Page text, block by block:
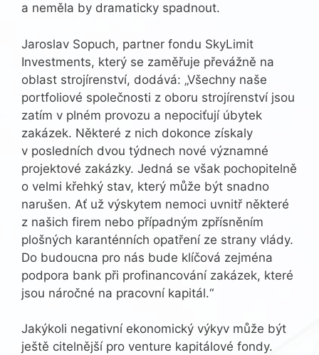
a neměla by dramaticky spadnout.
Jaroslav Sopuch, partner fondu SkyLimit
Investments, který se zaměřuje převážně na
oblast strojírenství, dodává: „Všechny naše
portfoliové společnosti z oboru strojírenství jsou
zatím v plném provozu a nepociťují úbytek
zakázek. Některé z nich dokonce získaly
v posledních dvou týdnech nové významné
projektové zakázky. Jedná se však pochopitelně
o velmi křehký stav, který může být snadno
narušen. Ať už výskytem nemoci uvnitř některé
z našich firem nebo případným zpřísněním
plošných karanténních opatření ze strany vlády.
Do budoucna pro nás bude klíčová zejména
podpora bank při profinancování zakázek, které
jsou náročné na pracovní kapitál.“
Jakýkoli negativní ekonomický výkyv může být
ještě citelnější pro venture kapitálové fondy.